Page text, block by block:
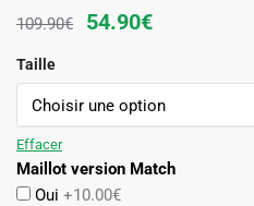
109.90€
Le
initial
était :
54.90€Le
actuel
est :
Taille
Effacer
Maillot version Match
Oui +10.00€